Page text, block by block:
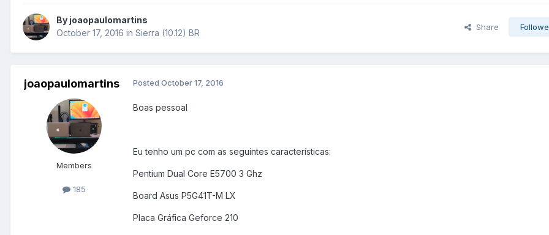
By joaopaulomartins
October 17, 2016 in Sierra (10.12) BR
Share
joaopaulomartins
Members
185
Posted October 17, 2016
Boas pessoal
Eu tenho um pc com as seguintes características:
Pentium Dual Core E5700 3 Ghz
Board Asus P5G41T-M LX
Placa Gráfica Geforce 210